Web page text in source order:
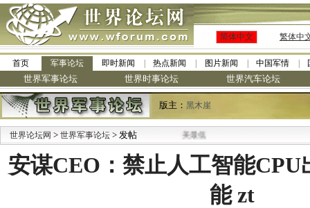
简体中文 繁体中
首页 军事论坛 即时新闻 热点新闻 图片新闻 中国军情
世界军事论坛 世界时事论坛 世界汽车论坛
版主： 黑木崖
世界论坛网 > 世界军事论坛 > 发帖
安谋CEO：禁止人工智能CPU
能 zt